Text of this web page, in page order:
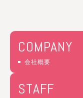
COMPANY
会社概要
STAFF